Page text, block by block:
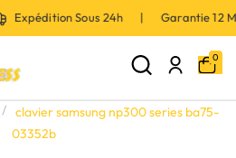
Expédition Sous 24h | Garantie 12
0
clavier samsung np300 series ba75-
03352b